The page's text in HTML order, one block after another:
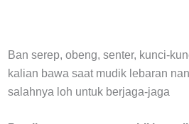
Ban serep, obeng, senter, kunci-
kalian bawa saat mudik lebaran
salahnya loh untuk berjaga-jaga